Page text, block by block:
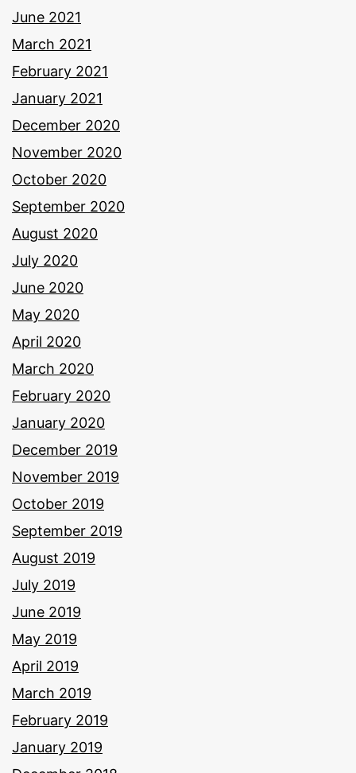
June 2021
March 2021
February 2021
January 2021
December 2020
November 2020
October 2020
September 2020
August 2020
July 2020
June 2020
May 2020
April 2020
March 2020
February 2020
January 2020
December 2019
November 2019
October 2019
September 2019
August 2019
July 2019
June 2019
May 2019
April 2019
March 2019
February 2019
January 2019